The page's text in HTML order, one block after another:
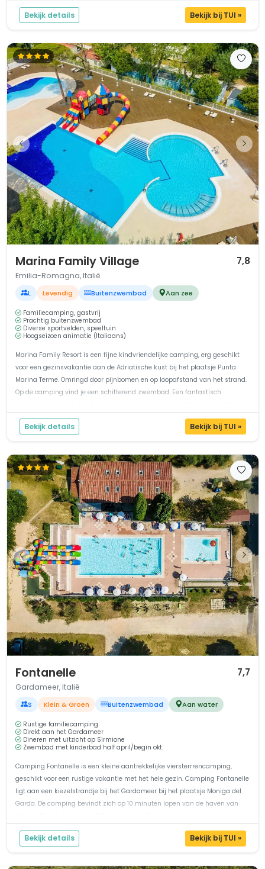
slecht...
Bekijk details Bekijk bij TUI »
Marina Family Village 7,8
Emilia-Romagna, Italië
L Levendig Buitenzwembad Aan zee
Familiecamping, gastvrij
Prachtig buitenzwembad
Diverse sportvelden, speeltuin
Hoogseizoen animatie (Italiaans)
Marina Family Resort is een fijne kindvriendelijke camping, erg geschikt
voor een gezinsvakantie aan de Adriatische kust bij het plaatsje Punta
Marina Terme. Omringd door pijnbomen en op loopafstand van het strand.
Op de camping vind je een schitterend zwembad. Een fantastisch
n...
Bekijk details Bekijk bij TUI »
Fontanelle 7,7
Gardameer, Italië
S Klein & Groen Buitenzwembad Aan water
Rustige familiecamping
Direkt aan het Gardameer
Dineren met uitzicht op Sirmione
Zwembad met kinderbad half april/begin okt.
Camping Fontanelle is een kleine aantrekkelijke viersterrrencamping,
geschikt voor een rustige vakantie met het hele gezin. Camping Fontanelle
ligt aan een kiezelstrandje bij het Gardameer bij het plaatsje Moniga del
Garda. De camping bevindt zich op 10 minuten lopen van de haven van
Bekijk details Bekijk bij TUI »